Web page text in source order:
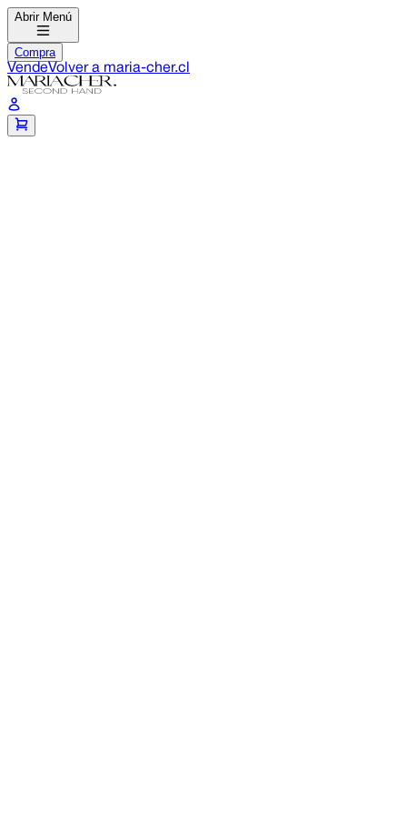
Abrir Menú
Compra
VendeVolver a maria-cher.cl